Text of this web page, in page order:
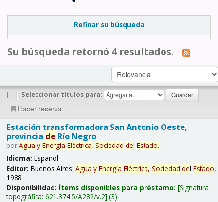
Refinar su búsqueda
Su búsqueda retornó 4 resultados.
| | Seleccionar títulos para:
Hacer reserva
Estación transformadora San Antonio Oeste,
provincia deRío Negro
por Agua y Energía Eléctrica, Sociedad del Estado.
Idioma: Español
Editor: Buenos Aires: Agua y Energía Eléctrica, Sociedad del Estado,
1988
Disponibilidad: Ítems disponibles para préstamo: Signatura
topográfica: 621.374.5/A282/v.2 (3).